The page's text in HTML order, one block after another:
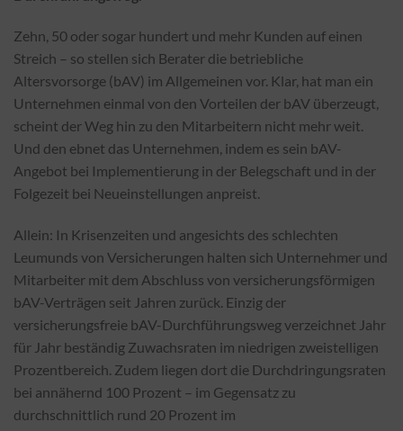
Zehn, 50 oder sogar hundert und mehr Kunden auf einen
Streich – so stellen sich Berater die betriebliche
Altersvorsorge (bAV) im Allgemeinen vor. Klar, hat man ein
Unternehmen einmal von den Vorteilen der bAV überzeugt,
scheint der Weg hin zu den Mitarbeitern nicht mehr weit.
Und den ebnet das Unternehmen, indem es sein bAV-
Angebot bei Implementierung in der Belegschaft und in der
Folgezeit bei Neueinstellungen anpreist.
Allein: In Krisenzeiten und angesichts des schlechten
Leumunds von Versicherungen halten sich Unternehmer und
Mitarbeiter mit dem Abschluss von versicherungsförmigen
bAV-Verträgen seit Jahren zurück. Einzig der
versicherungsfreie bAV-Durchführungsweg verzeichnet Jahr
für Jahr beständig Zuwachsraten im niedrigen zweistelligen
Prozentbereich. Zudem liegen dort die Durchdringungsraten
bei annähernd 100 Prozent – im Gegensatz zu
durchschnittlich rund 20 Prozent im